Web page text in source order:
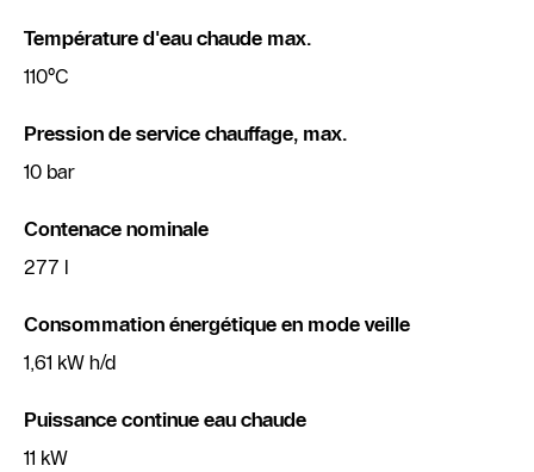
Température d'eau chaude max.
110°C
Pression de service chauffage, max.
10 bar
Contenace nominale
277 l
Consommation énergétique en mode veille
1,61 kW h/d
Puissance continue eau chaude
11 kW